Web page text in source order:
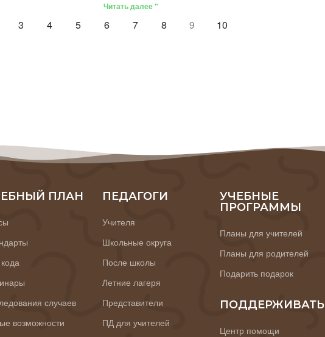
Читать далее "
3 4 5 6 7 8 9 10
ПЛАН
случаев
возможности
ПЕДАГОГИ
Учителя
Школьные округа
После школы
Летние лагеря
Представители
ПД для учителей
УЧЕБНЫЕ
ПРОГРАММЫ
Планы для учителей
Планы для родителей
Подарить подарок
ПОДДЕРЖИВАТЬ
Центр помощи